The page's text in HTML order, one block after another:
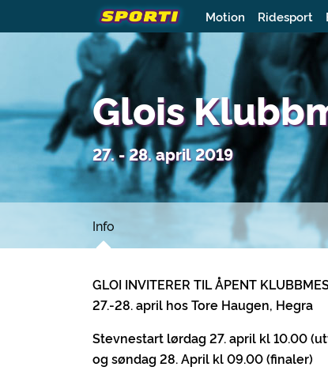
Motion Ridesport
Glois
27. - 28. april 2019
Info
GLOI INVITERER TIL ÅPENT
27.-28. april hos Tore Haugen, Hegra
Stevnestart lørdag 27. april kl 10.00
og søndag 28. April kl 09.00 (finaler)